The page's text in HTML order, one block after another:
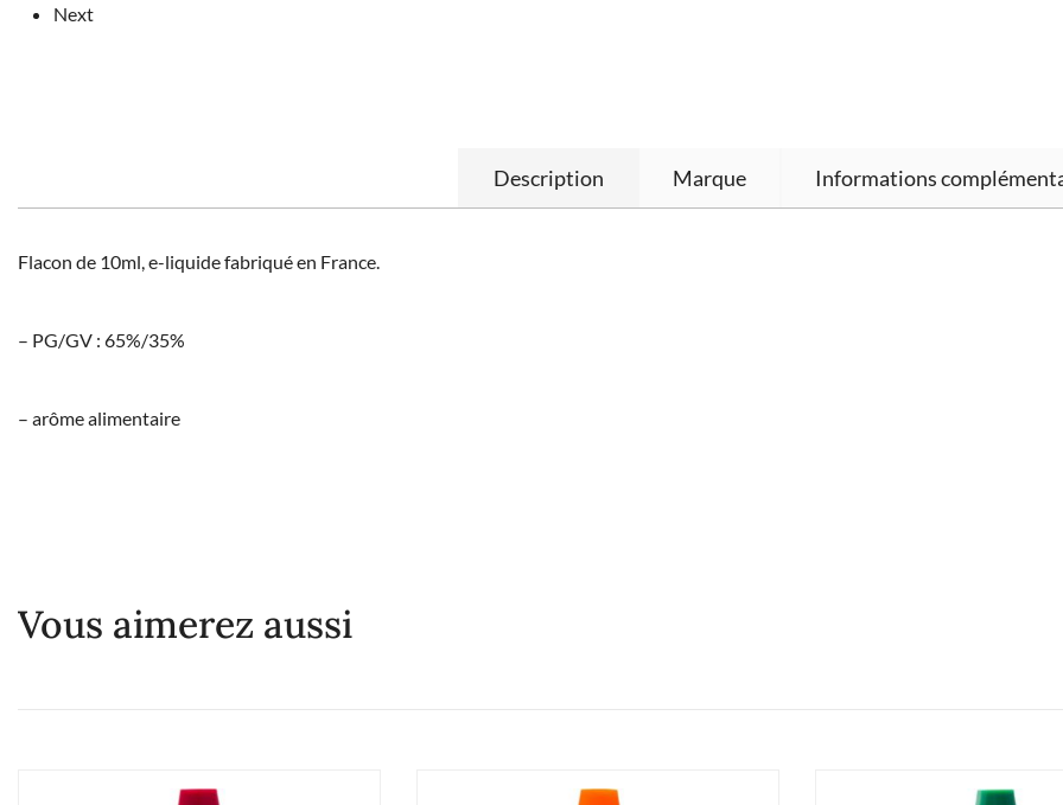
Next
Description Marque Informations
Flacon de 10ml, e-liquide fabriqué en France.
– PG/GV : 65%/35%
– arôme alimentaire
Vous aimerez aussi